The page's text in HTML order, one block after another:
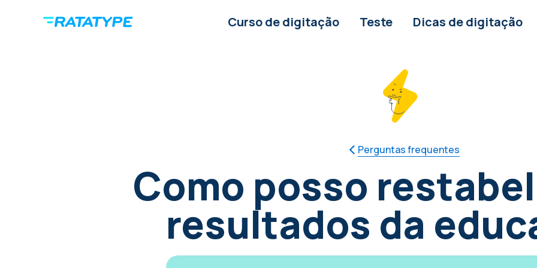
Curso de digitação Teste Dicas de digitação
Perguntas frequentes
Como posso
resultados da